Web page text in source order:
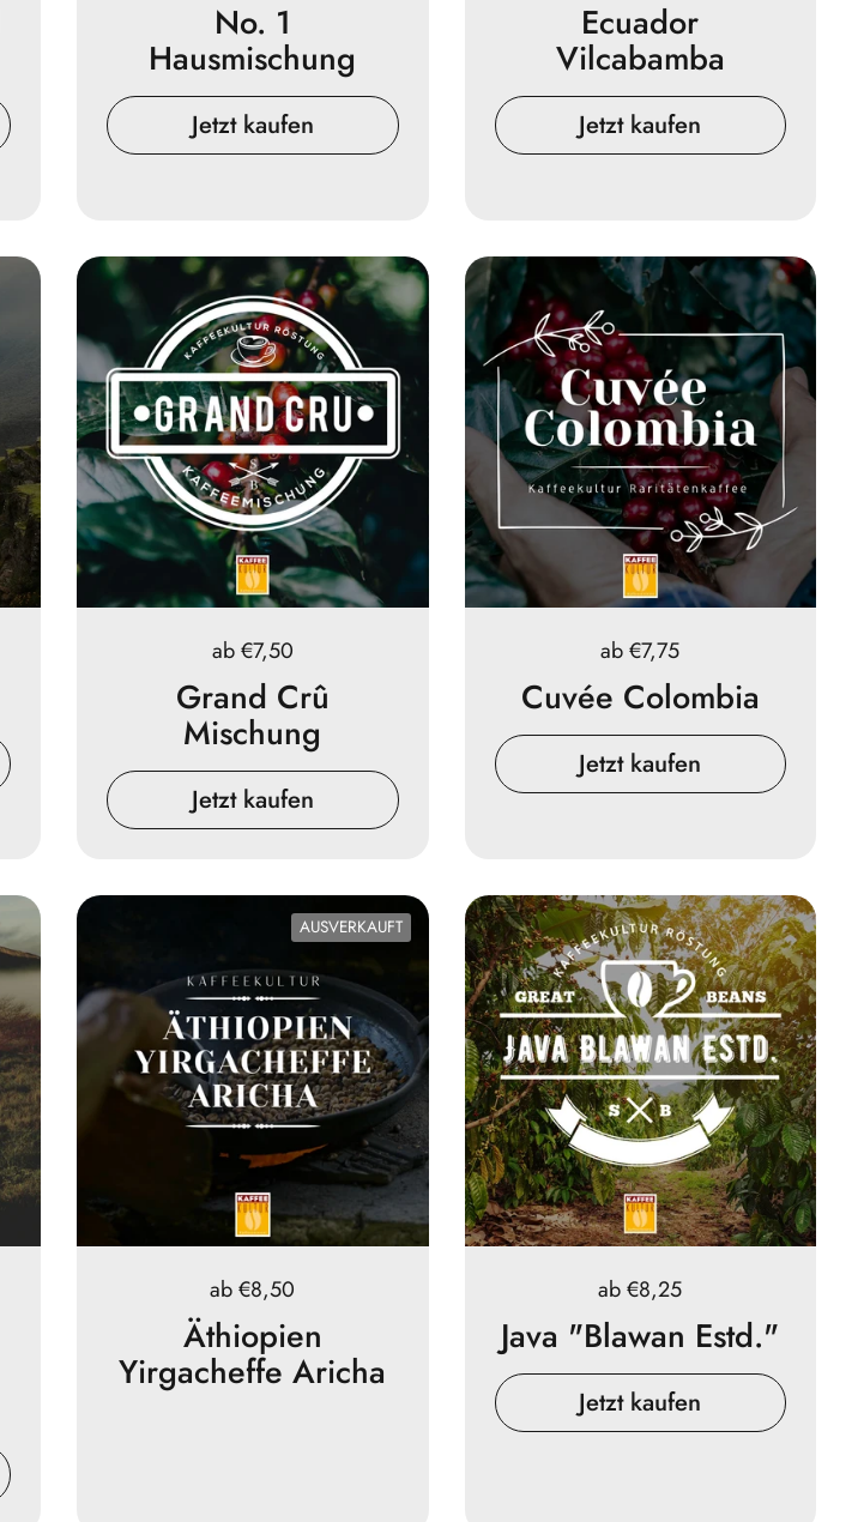
No. 1
Hausmischung
Jetzt kaufen
Ecuador
Vilcabamba
Jetzt kaufen
Preis:
ab €7,50
Grand Crû
Mischung
Jetzt kaufen
Preis:
ab €7,75
Cuvée Colombia
Jetzt kaufen
Preis:
ab €8,50
Äthiopien
Yirgacheffe Aricha
AUSVERKAUFT
Preis:
ab €8,25
Java "Blawan Estd."
Jetzt kaufen